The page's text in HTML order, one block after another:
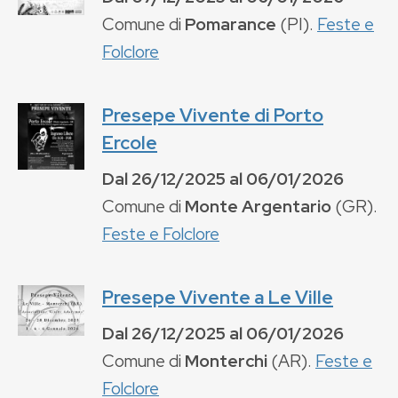
Comune di Pomarance (PI). Feste e
Folclore
Presepe Vivente di Porto
Ercole
Dal26/12/2025 al06/01/2026
Comune di Monte Argentario(GR).
Feste e Folclore
Presepe Vivente a Le Ville
Dal26/12/2025 al06/01/2026
Comune di Monterchi(AR). Feste e
Folclore